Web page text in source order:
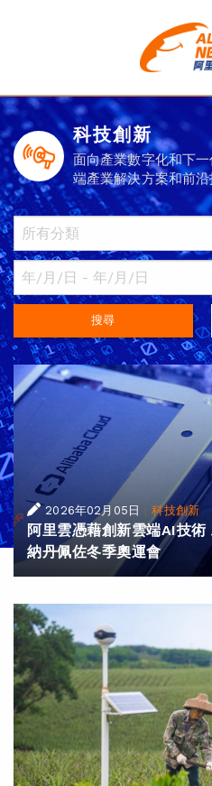
科技創新
面向產業數字化和下
端產業解決方案和前
搜尋
2026年02月05日 |科技創新
阿里雲憑藉創新雲端AI技
納丹佩佐冬季奧運會